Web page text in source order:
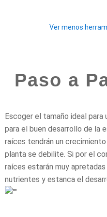
Ver menos
Paso a
Escoger el tamaño ideal para
para el buen desarrollo de la
raíces tendrán un
planta se debilite. Si por el
raíces estarán muy
nutrientes y estanca el